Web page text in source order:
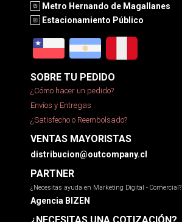
Metro Hernando de Magallanes
Estacionamiento Público
SOBRE TU PEDIDO
¿Cómo hacer un pedido?
Envíos y Entregas
¿Satisfecho o Reembolsado?
VENTAS MAYORISTAS
distribucion@outcompany.cl
PARTNER
¿Necesitas ayuda en Marketing Digital - Comercial?
Agencia BIZEN